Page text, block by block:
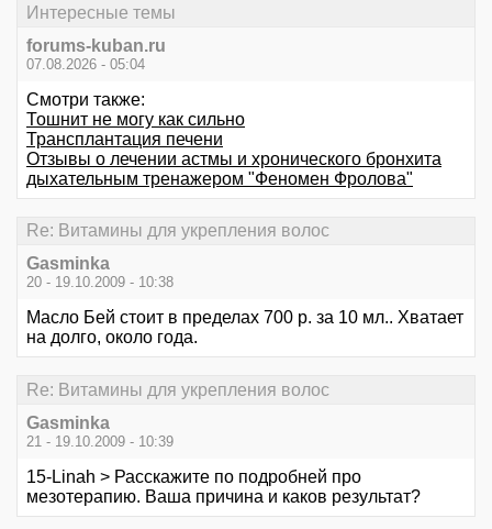
Интересные темы
forums-kuban.ru
07.08.2026 - 05:04
Смотри также:
Тошнит не могу как сильно
Трансплантация печени
Отзывы о лечении астмы и хронического бронхита
дыхательным тренажером "Феномен Фролова"
Re: Витамины для укрепления волос
Gasminka
20 - 19.10.2009 - 10:38
Масло Бей стоит в пределах 700 р. за 10 мл.. Хватает
на долго, около года.
Re: Витамины для укрепления волос
Gasminka
21 - 19.10.2009 - 10:39
15-Linah > Расскажите по подробней про
мезотерапию. Ваша причина и каков результат?